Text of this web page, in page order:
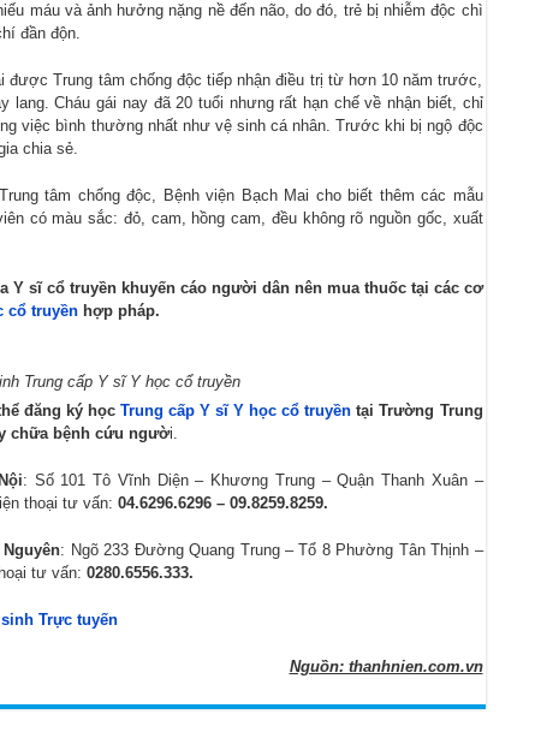
máu và ảnh hưởng nặng nề đến não, do đó, trẻ bị nhiễm độc chì
đần độn.
được Trung tâm chống độc tiếp nhận điều trị từ hơn 10 năm trước,
lang. Cháu gái nay đã 20 tuổi nhưng rất hạn chế về nhận biết, chỉ
việc bình thường nhất như vệ sinh cá nhân. Trước khi bị ngộ độc
chia sẻ.
tâm chống độc, Bệnh viện Bạch Mai cho biết thêm các mẫu
có màu sắc: đỏ, cam, hồng cam, đều không rõ nguồn gốc, xuất
Y sĩ cổ truyền khuyến cáo người dân nên mua thuốc tại các cơ
cổ truyềnhợp pháp.
Trung cấp Y sĩ Y học cổ truyền
đăng ký họcTrung cấp Y sĩ Y học cổ truyền tại Trường Trung
chữa bệnh cứu người.
: Số 101 Tô Vĩnh Diện – Khương Trung – Quận Thanh Xuân –
thoại tư vấn: 04.6296.6296 – 09.8259.8259.
: Ngõ 233 Đường Quang Trung – Tổ 8 Phường Tân Thịnh –
tư vấn: 0280.6556.333.
Trực tuyến
Nguồn: thanhnien.com.vn